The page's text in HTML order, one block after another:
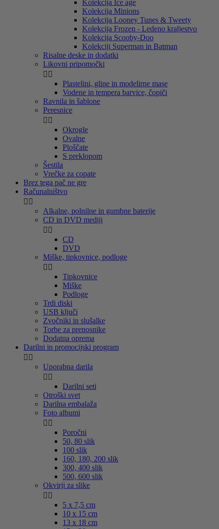
Kolekcija Ice age
Kolekcija Minions
Kolekcija Looney Tunes & Tweety
Kolekcija Frozen - Ledeno kraljestvo
Kolekcija Scooby-Doo
Kolekciji Superman in Batman
Risalne deske in dodatki
Likovni pripomočki
 
Plastelini, gline in modelirne mase
Vodene in tempera barvice, čopiči
Ravnila in šablone
Peresnice
 
Okrogle
Ovalne
Ploščate
S preklopom
Šestila
Vrečke za copate
Brez tega pač ne gre
Računalništvo
 
Alkalne, polnilne in gumbne baterije
CD in DVD mediji
 
CD
DVD
Miške, tipkovnice, podloge
 
Tipkovnice
Miške
Podloge
Trdi diski
USB ključi
Zvočniki in slušalke
Torbe za prenosnike
Dodatna oprema
Darilni in promocijski program
 
Uporabna darila
 
Darilni seti
Otroški svet
Darilna embalaža
Foto albumi
 
Poročni
50, 80 slik
100 slik
160, 180, 200 slik
300, 400 slik
500, 600 slik
Okvirji za slike
 
5 x 7,5 cm
10 x 15 cm
13 x 18 cm